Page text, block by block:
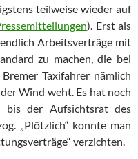
teilweise wieder auf
). Erst als
Arbeitsverträge mit
zu machen, die bei
Taxifahrer nämlich
Wind weht. Es hat noch
bis der Aufsichts­rat des
„Plötzlich“ konnte man
verzichten.